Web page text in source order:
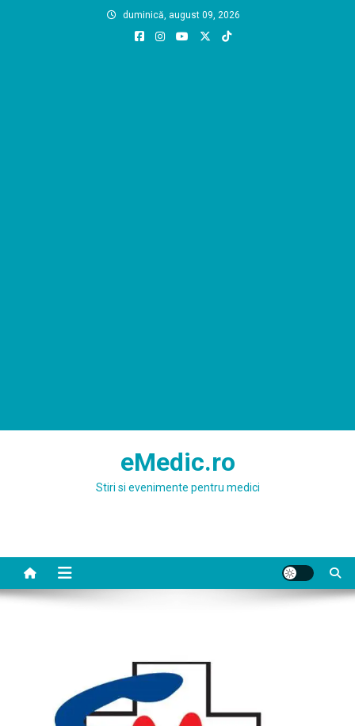
duminică, august 09, 2026
eMedic.ro
Stiri si evenimente pentru medici